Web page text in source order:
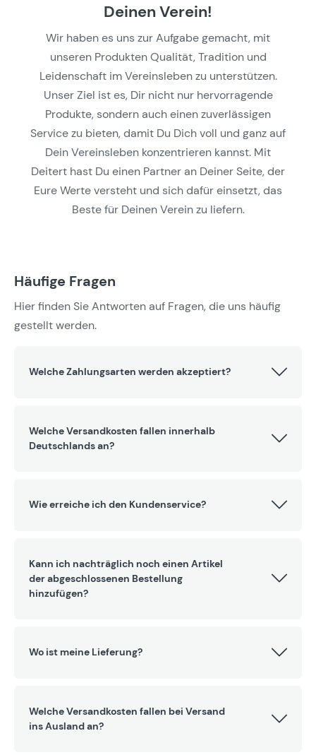
Deinen Verein!
Wir haben es uns zur Aufgabe gemacht, mit
unseren Produkten Qualität, Tradition und
Leidenschaft im Vereinsleben zu unterstützen.
Unser Ziel ist es, Dir nicht nur hervorragende
Produkte, sondern auch einen zuverlässigen
Service zu bieten, damit Du Dich voll und ganz auf
Dein Vereinsleben konzentrieren kannst. Mit
Deitert hast Du einen Partner an Deiner Seite, der
Eure Werte versteht und sich dafür einsetzt, das
Beste für Deinen Verein zu liefern.
Häufige Fragen
Hier finden Sie Antworten auf Fragen, die uns häufig
gestellt werden.
Welche Zahlungsarten werden akzeptiert?
Welche Versandkosten fallen innerhalb
Deutschlands an?
Wie erreiche ich den Kundenservice?
Kann ich nachträglich noch einen Artikel
der abgeschlossenen Bestellung
hinzufügen?
Wo ist meine Lieferung?
Welche Versandkosten fallen bei Versand
ins Ausland an?